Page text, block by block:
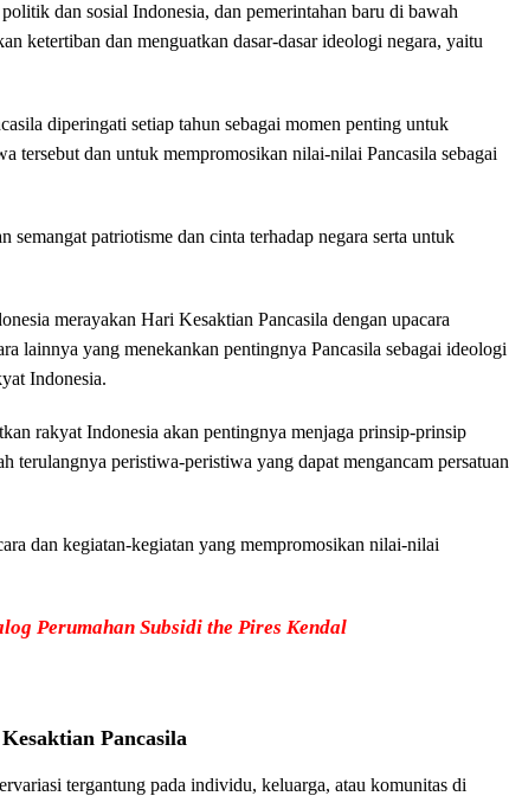
dan sosial Indonesia, dan pemerintahan baru di bawah
ketertiban dan menguatkan dasar-dasar ideologi negara, yaitu
diperingati setiap tahun sebagai momen penting untuk
tersebut dan untuk mempromosikan nilai-nilai Pancasila sebagai
patriotisme dan cinta terhadap negara serta untuk
merayakan Hari Kesaktian Pancasila dengan upacara
lainnya yang menekankan pentingnya Pancasila sebagai ideologi
Indonesia.
rakyat Indonesia akan pentingnya menjaga prinsip-prinsip
terulangnya peristiwa-peristiwa yang dapat mengancam persatuan
dan kegiatan-kegiatan yang mempromosikan nilai-nilai
Perumahan Subsidi the Pires Kendal
Pancasila
tergantung pada individu, keluarga, atau komunitas di